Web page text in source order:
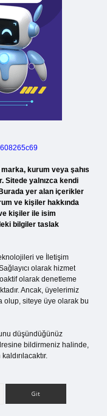
kurum veya şahıs
Sitede yalnızca kendi
Burada yer alan içerikler
ve kişiler hakkında
kişiler ile isim
bilgiler taslak
ve İletişim
olarak hizmet
olarak denetleme
Ancak, üyelerimiz
olup, siteye üye olarak bu
düşündüğünüz
bildirmeniz halinde,